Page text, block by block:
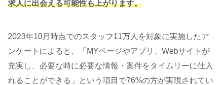
求人に出会える可能性も上がります。
2023年10月時点でのスタッフ11万人を対象に実施したア
ンケートによると、「MYページやアプリ、Webサイトが
充実し、必要な時に必要な情報・案件をタイムリーに仕入
れることができる」という項目で76%の方が実現されてい